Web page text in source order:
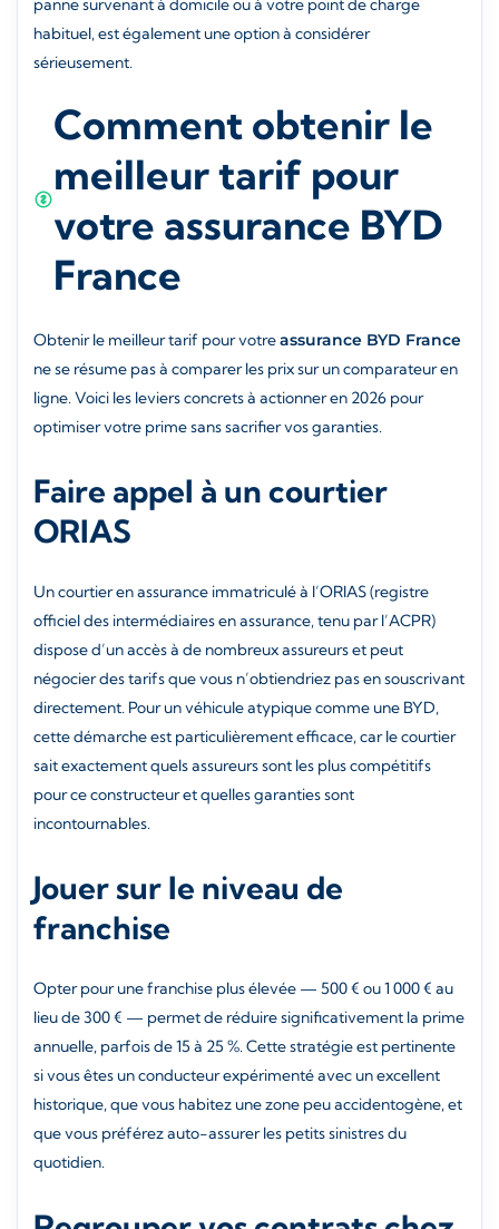
panne survenant à domicile ou à votre point de charge
habituel, est également une option à considérer
sérieusement.
Comment obtenir le
meilleur tarif pour
votre assurance BYD
France
Obtenir le meilleur tarif pour votreassurance BYD France
ne se résume pas à comparer les prix sur un comparateur en
ligne. Voici les leviers concrets à actionner en 2026 pour
optimiser votre prime sans sacrifier vos garanties.
Faire appel à un courtier
ORIAS
Un courtier en assurance immatriculé à l’ORIAS (registre
officiel des intermédiaires en assurance, tenu par l’ACPR)
dispose d’un accès à de nombreux assureurs et peut
négocier des tarifs que vous n’obtiendriez pas en souscrivant
directement. Pour un véhicule atypique comme une BYD,
cette démarche est particulièrement efficace, car le courtier
sait exactement quels assureurs sont les plus compétitifs
pour ce constructeur et quelles garanties sont
incontournables.
Jouer sur le niveau de
franchise
Opter pour une franchise plus élevée — 500 € ou 1 000 € au
lieu de 300 € — permet de réduire significativement la prime
annuelle, parfois de 15 à 25 %. Cette stratégie est pertinente
si vous êtes un conducteur expérimenté avec un excellent
historique, que vous habitez une zone peu accidentogène, et
que vous préférez auto-assurer les petits sinistres du
quotidien.